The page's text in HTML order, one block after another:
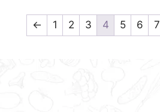
← 1 2 3 4 5 6 7